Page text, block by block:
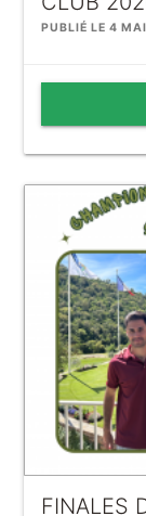
PUBLIÉ LE 4
FINALES